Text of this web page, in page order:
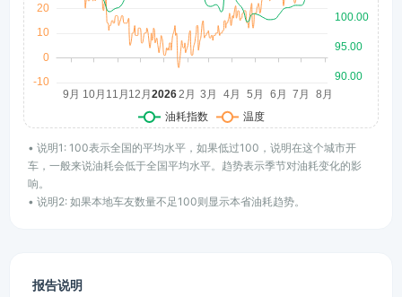
• 说明1: 100表示全国的平均水平，如果低过100，说明在这个城市开
车，一般来说油耗会低于全国平均水平。趋势表示季节对油耗变化的影
响。
• 说明2: 如果本地车友数量不足100则显示本省油耗趋势。
报告说明